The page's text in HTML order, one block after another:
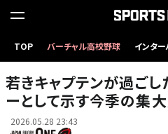
TOP バーチャル高校野球 インター
若きキャプテンが過ご
ーとして示す今季の集
2026.05.28 23:43